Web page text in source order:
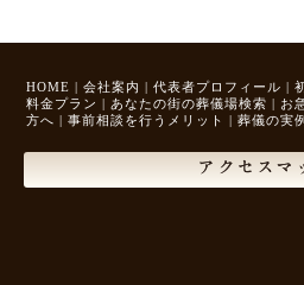
HOME | 会社案内 | 代表者プロフィール |
料金プラン | あなたの街の葬儀場検索 | お
方へ | 事前相談を行うメリット | 葬儀の実
アクセスマ